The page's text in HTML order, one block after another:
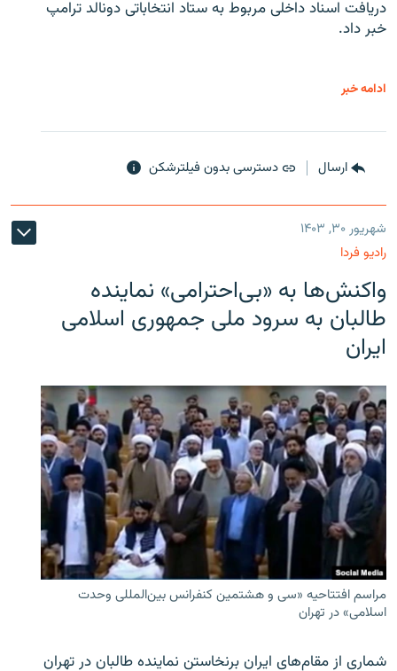
دریافت اسناد داخلی مربوط به ستاد انتخاباتی دونالد ترامپ
خبر داد.
ادامه خبر
ارسال دسترسی بدون فیلترشکن
شهریور ۳۰, ۱۴۰۳
رادیو فردا
واکنش‌ها به «بی‌احترامی» نماینده
طالبان به سرود ملی جمهوری اسلامی
ایران
مراسم افتتاحیه «سی و هشتمین کنفرانس بین‌المللی وحدت
اسلامی» در تهران
شماری از مقام‌های ایران برنخاستن نماینده طالبان در تهران